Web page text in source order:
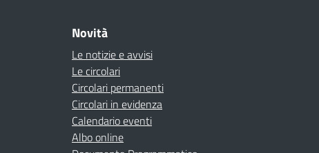
Novità
Le notizie e avvisi
Le circolari
Circolari permanenti
Circolari in evidenza
Calendario eventi
Albo online